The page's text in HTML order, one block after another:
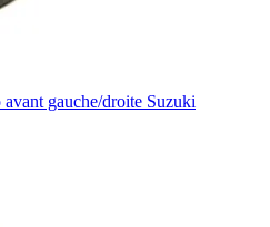
gauche/droite Suzuki